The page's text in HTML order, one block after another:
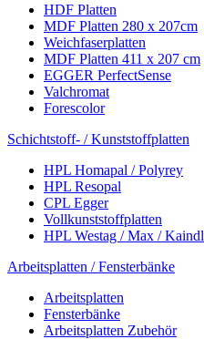
HDF Platten
MDF Platten 280 x 207cm
Weichfaserplatten
MDF Platten 411 x 207 cm
EGGER PerfectSense
Valchromat
Forescolor
Schichtstoff- / Kunststoffplatten
HPL Homapal / Polyrey
HPL Resopal
CPL Egger
Vollkunststoffplatten
HPL Westag / Max / Kaindl
Arbeitsplatten / Fensterbänke
Arbeitsplatten
Fensterbänke
Arbeitsplatten Zubehör